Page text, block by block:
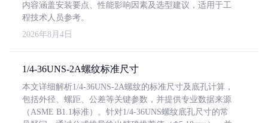
内容涵盖安装要点、性能影响因素及选型建议，适用于工
程技术人员参考。
2026年8月4日
1/4-36UNS-2A螺纹标准尺寸
本文详细解析1/4-36UNS-2A螺纹的标准尺寸及底孔计算，
包括外径、螺距、公差等关键参数，并提供专业数据来源
（ASME B1.1标准）。针对1/4-36UNS螺纹底孔尺寸的常